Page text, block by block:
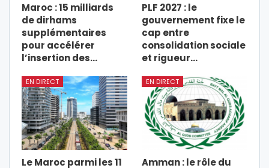
Maroc : 15 milliards
de dirhams
supplémentaires
pour accélérer
l’insertion des…
PLF 2027 : le
gouvernement fixe le
cap entre
consolidation sociale
et rigueur…
EN DIRECT
Le Maroc parmi les 11
EN DIRECT
Amman : le rôle du